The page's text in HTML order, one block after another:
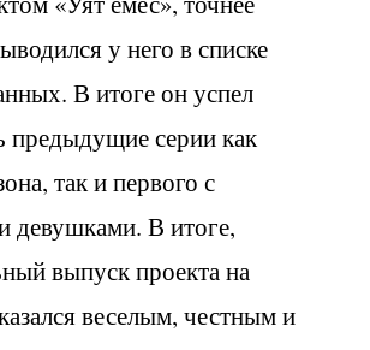
у него в списке
В итоге он успел
предыдущие серии как
так и первого с
девушками. В итоге,
выпуск проекта на
веселым, честным и